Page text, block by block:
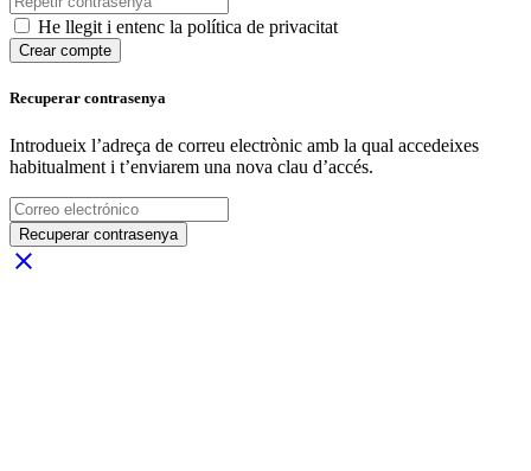
He llegit i entenc la política de privacitat
Crear compte
Recuperar contrasenya
Introdueix l’adreça de correu electrònic amb la qual accedeixes
habitualment i t’enviarem una nova clau d’accés.
Recuperar contrasenya
close